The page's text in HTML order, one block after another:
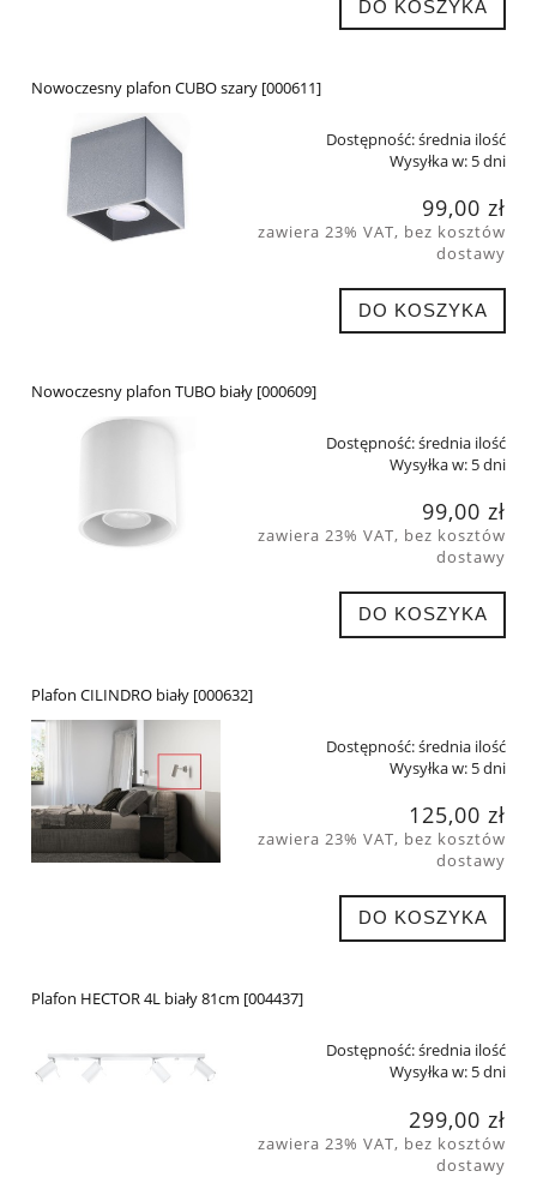
DO KOSZYKA
Nowoczesny plafon CUBO szary [000611]
Dostępność:średnia ilość
Wysyłka w: 5 dni
99,00 zł
zawiera 23% VAT, bez kosztów
dostawy
DO KOSZYKA
Nowoczesny plafon TUBO biały [000609]
Dostępność:średnia ilość
Wysyłka w: 5 dni
99,00 zł
zawiera 23% VAT, bez kosztów
dostawy
DO KOSZYKA
Plafon CILINDRO biały [000632]
Dostępność:średnia ilość
Wysyłka w: 5 dni
125,00 zł
zawiera 23% VAT, bez kosztów
dostawy
DO KOSZYKA
Plafon HECTOR 4L biały 81cm [004437]
Dostępność:średnia ilość
Wysyłka w: 5 dni
299,00 zł
zawiera 23% VAT, bez kosztów
dostawy